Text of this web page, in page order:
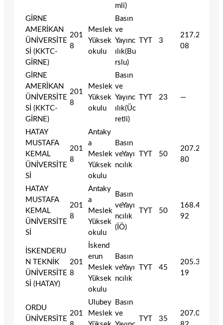
mli)
GİRNE
AMERİKAN
ÜNİVERSİTE
Sİ (KKTC-
GİRNE)
201
8
Meslek
Yüksek
okulu
Basın
ve
Yayınc
ılık(Bu
rslu)
TYT 3
217.237
08
GİRNE
AMERİKAN
ÜNİVERSİTE
Sİ (KKTC-
GİRNE)
201
8
Meslek
Yüksek
okulu
Basın
ve
Yayınc
ılık(Üc
retli)
TYT 23 —
HATAY
MUSTAFA
KEMAL
ÜNİVERSİTE
Sİ
201
8
Antaky
a
Meslek
Yüksek
okulu
Basın
veYayı
ncılık
TYT 50
207.266
80
HATAY
MUSTAFA
KEMAL
ÜNİVERSİTE
Sİ
201
8
Antaky
a
Meslek
Yüksek
okulu
Basın
veYayı
ncılık
(İÖ)
TYT 50
168.414
92
İSKENDERU
N TEKNİK
ÜNİVERSİTE
Sİ (HATAY)
201
8
İskend
erun
Meslek
Yüksek
okulu
Basın
veYayı
ncılık
TYT 45
205.382
19
ORDU
ÜNİVERSİTE
201
Ulubey
Meslek
Basın
ve
TYT 35
207.068